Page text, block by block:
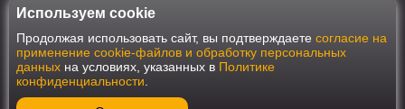
Наш интернет-магазин работает в соответствии с требованиями
Федерального закона от 27 июля 2006 года №152-ФЗ "О персональных
данных". Оформить заказ на сайте Мебеласка возможно только при
наличии согласия на обработку Ваших персональных данных. Для
улучшения работы сайта и его взаимодействия с пользователями мы
используем файлы cookie. Продолжая пользоваться сайтом, вы
Используем cookie
Продолжая использовать сайт, вы подтверждаете согласие на
применение cookie-файлов и обработку персональных
данных на условиях, указанных в Политике
конфиденциальности